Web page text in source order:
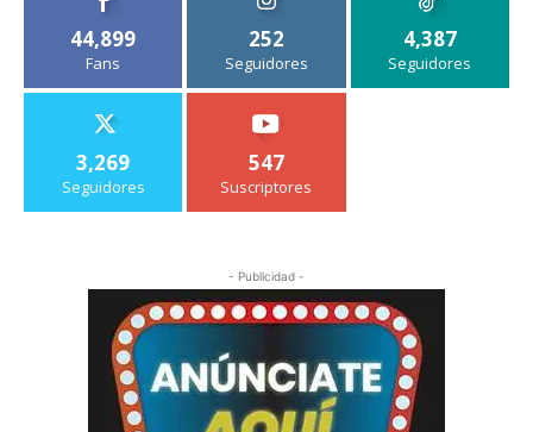
44,899
Fans
252
Seguidores
4,387
Seguidores
3,269
Seguidores
547
Suscriptores
- Publicidad -